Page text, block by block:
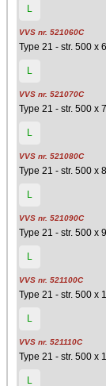
L
VVS nr. 521060C
Type 21 - str. 500 x
L
VVS nr. 521070C
Type 21 - str. 500 x
L
VVS nr. 521080C
Type 21 - str. 500 x
L
VVS nr. 521090C
Type 21 - str. 500 x
L
VVS nr. 521100C
Type 21 - str. 500 x
L
VVS nr. 521110C
Type 21 - str. 500 x
L